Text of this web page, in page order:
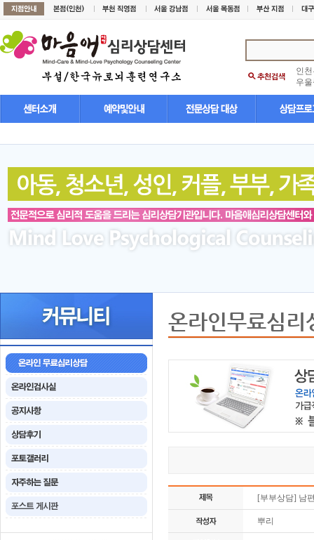
인
우
온라인무료심리
[부부상담] 남
뿌리